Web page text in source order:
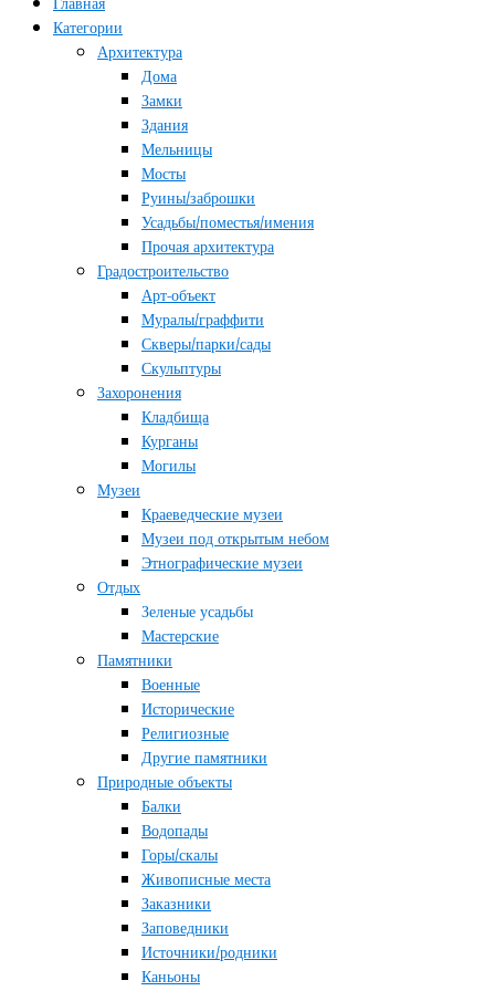
Главная
Категории
Архитектура
Дома
Замки
Здания
Мельницы
Мосты
Руины/заброшки
Усадьбы/поместья/имения
Прочая архитектура
Градостроительство
Арт-объект
Муралы/граффити
Скверы/парки/сады
Скульптуры
Захоронения
Кладбища
Курганы
Могилы
Музеи
Краеведческие музеи
Музеи под открытым небом
Этнографические музеи
Отдых
Зеленые усадьбы
Мастерские
Памятники
Военные
Исторические
Религиозные
Другие памятники
Природные объекты
Балки
Водопады
Горы/скалы
Живописные места
Заказники
Заповедники
Источники/родники
Каньоны